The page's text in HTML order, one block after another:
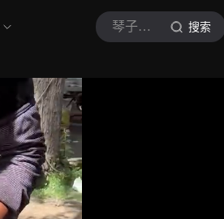
琴子的烟火气 搜索